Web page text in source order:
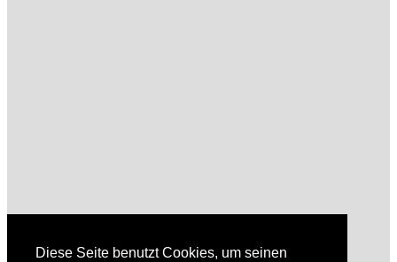
Diese Seite benutzt Cookies, um seinen